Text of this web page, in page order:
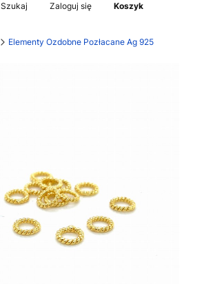
Szukaj Zaloguj się Koszyk
Elementy Ozdobne Pozłacane Ag 925